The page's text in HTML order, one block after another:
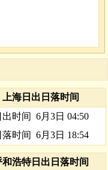
上海日出日落时间
出时间 6月3日 04:50
落时间 6月3日 18:54
和浩特日出日落时间